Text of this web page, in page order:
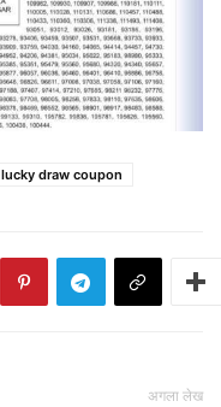
lucky draw coupon
अगला लेख